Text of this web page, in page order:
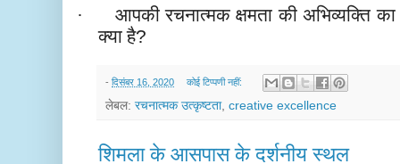
·
आपकी रचनात्मक क्षमता की अभिव्यक्ति
क्या है?
- दिसंबर 16, 2020 कोई टिप्पणी नहीं:
लेबल: रचनात्मक उत्कृष्टता, creative excellence
शिमला के आसपास के दर्शनीय स्थल